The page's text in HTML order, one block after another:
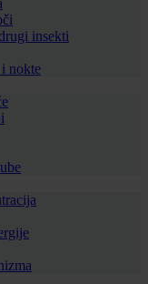
insekti
nokte